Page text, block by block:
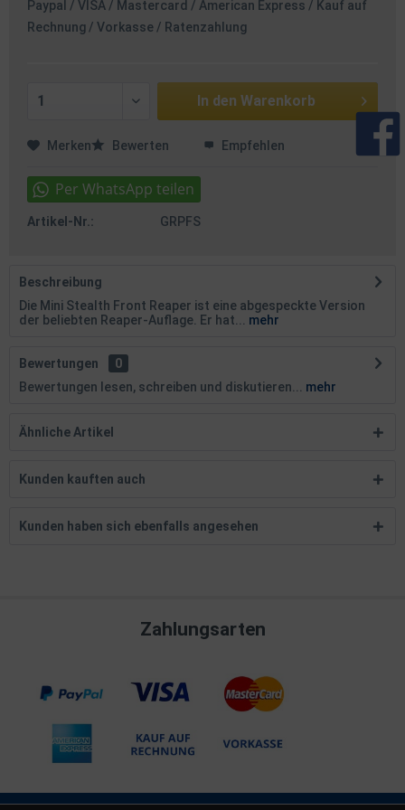
Paypal / VISA / Mastercard / American Express / Kauf auf
Rechnung / Vorkasse / Ratenzahlung
In den Warenkorb
Merken Bewerten Empfehlen
Artikel-Nr.: GRPFS
Beschreibung
Die Mini Stealth Front Reaper ist eine abgespeckte Version
der beliebten Reaper-Auflage. Er hat...
mehr
Bewertungen
0
Bewertungen lesen, schreiben und diskutieren...
mehr
Ähnliche Artikel
Kunden kauften auch
Kunden haben sich ebenfalls angesehen
Zahlungsarten